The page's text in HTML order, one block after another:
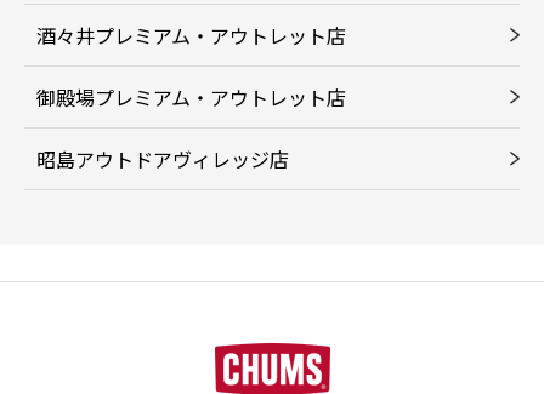
酒々井プレミアム・アウトレット店
御殿場プレミアム・アウトレット店
昭島アウトドアヴィレッジ店